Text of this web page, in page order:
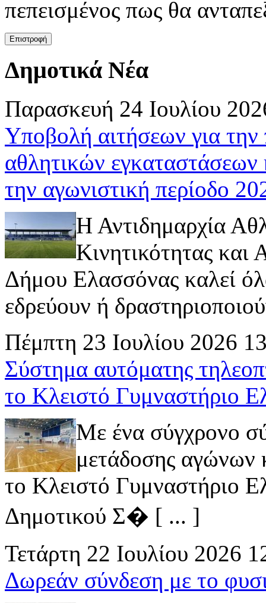
πεπεισμένος πως θα
Δημοτικά Νέα
Παρασκευή 24 Ιουλίου
Υποβολή αιτήσεων για
αθλητικών
την αγωνιστική περίοδο
Η Αντιδημαρχία
Κινητικότητας
Δήμου Ελασσόνας καλεί
εδρεύουν ή
Πέμπτη 23 Ιουλίου 2026
Σύστημα αυτόματης
το Κλειστό Γυμναστήριο
Με ένα σύγχρονο
μετάδοσης αγώνων
το Κλειστό Γυμναστήριο
Δημοτικού Σ� [ ... ]
Τετάρτη 22 Ιουλίου 2026
Δωρεάν σύνδεση με το